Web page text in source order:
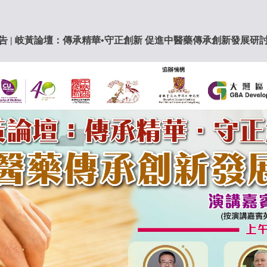
| 岐黃論壇：傳承精華•守正創新 促進中醫藥傳承創新發展研